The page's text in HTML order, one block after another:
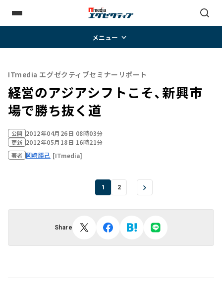
メニュー
ITmedia エグゼクティブセミナーリポート
経営のアジアシフトこそ、新興市
場で勝ち抜く道
公開 2012年04月26日 08時03分
更新 2012年05月18日 16時21分
著者 岡崎勝己 [ITmedia]
1 2
Share